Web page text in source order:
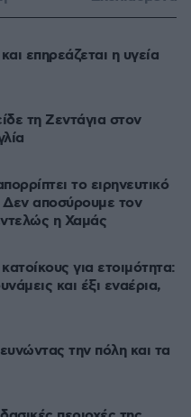
επηρεάζεται η υγεία
τη Ζεντάγια στον
το ειρηνευτικό
Δεν αποσύρουμε τον
η Χαμάς
για ετοιμότητα:
και έξι εναέρια,
την πόλη και τα